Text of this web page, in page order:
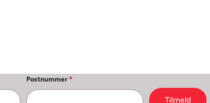
Postnummer*
Tilmeld